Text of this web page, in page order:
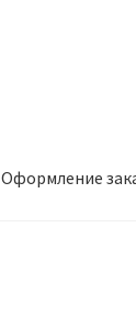
Оформление